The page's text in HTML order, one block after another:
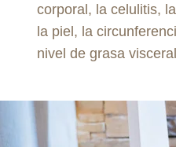
corporal, la celulitis,
la piel, la
nivel de grasa